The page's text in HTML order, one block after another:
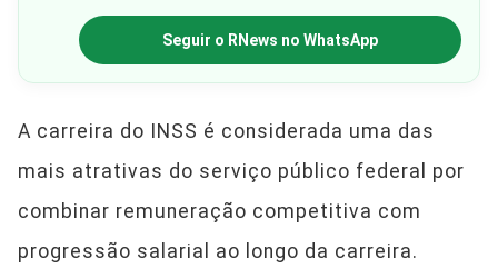
Seguir o RNews no WhatsApp
A carreira do INSS é considerada uma das
mais atrativas do serviço público federal por
combinar remuneração competitiva com
progressão salarial ao longo da carreira.